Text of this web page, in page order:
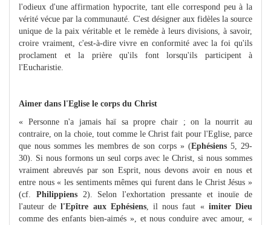
l'odieux d'une affirmation hypocrite, tant elle correspond peu à la
vérité vécue par la communauté. C'est désigner aux fidèles la source
unique de la paix véritable et le remède à leurs divisions, à savoir,
croire vraiment, c'est-à-dire vivre en conformité avec la foi qu'ils
proclament et la prière qu'ils font lorsqu'ils participent à
l'Eucharistie.
Aimer dans l'Eglise le corps du Christ
« Personne n'a jamais haï sa propre chair ; on la nourrit au
contraire, on la choie, tout comme le Christ fait pour l'Eglise, parce
que nous sommes les membres de son corps » (Ephésiens 5, 29-
30). Si nous formons un seul corps avec le Christ, si nous sommes
vraiment abreuvés par son Esprit, nous devons avoir en nous et
entre nous « les sentiments mêmes qui furent dans le Christ Jésus »
(cf. Philippiens2). Selon l'exhortation pressante et inouïe de
l'auteur del'Epître aux Ephésiens, il nous faut « imiter Dieu
comme des enfants bien-aimés », et nous conduire avec amour, «